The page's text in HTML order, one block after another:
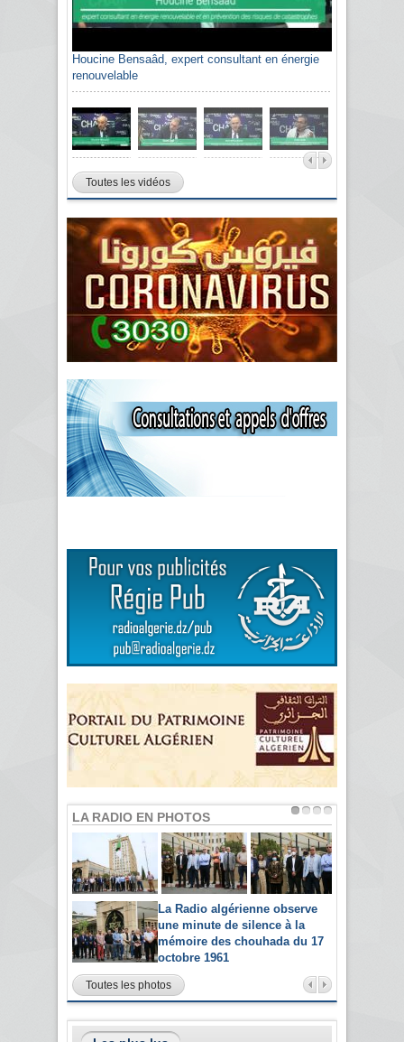
Houcine Bensaâd, expert consultant en énergie
renouvelable
Sami Agli, président de la Confédération
algérienne du patronat citoyen CAPC
Toutes les vidéos
LA RADIO EN PHOTOS
La Radio algérienne observe
une minute de silence à la
mémoire des chouhada du 17
octobre 1961
Toutes les photos